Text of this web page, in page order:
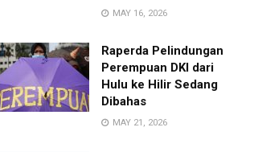
MAY 16, 2026
Raperda Pelindungan
Perempuan DKI dari
Hulu ke Hilir Sedang
Dibahas
MAY 21, 2026